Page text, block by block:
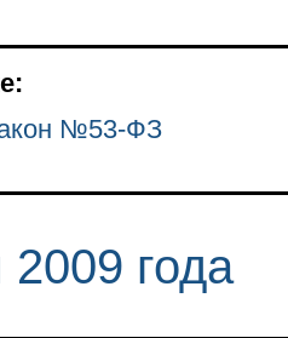
№53-ФЗ
года